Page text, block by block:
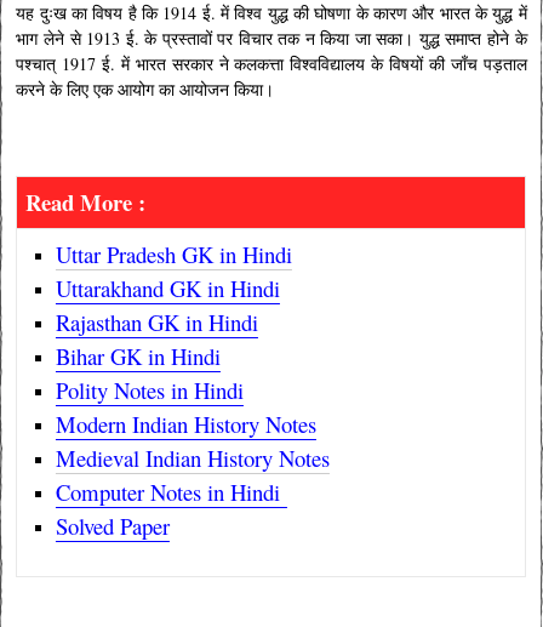
यह दुःख का विषय है कि 1914 ई. में विश्व युद्ध की घोषणा के कारण और भारत के युद्ध में
भाग लेने से 1913 ई. के प्रस्तावों पर विचार तक न किया जा सका। युद्ध समाप्त होने के
पश्चात् 1917 ई. में भारत सरकार ने कलकत्ता विश्वविद्यालय के विषयों की जाँच पड़ताल
करने के लिए एक आयोग का आयोजन किया।
Read More :
Uttar Pradesh GK in Hindi
Uttarakhand GK in Hindi
Rajasthan GK in Hindi
Bihar GK in Hindi
Polity Notes in Hindi
Modern Indian History Notes
Medieval Indian History Notes
Computer Notes in Hindi
Solved Paper